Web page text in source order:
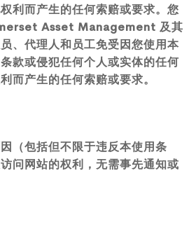
利而产生的任何索赔或要求。您
Asset Management 及其
、代理人和员工免受因您使用本
款或侵犯任何个人或实体的任何
而产生的任何索赔或要求。
（包括但不限于违反本使用条
问网站的权利，无需事先通知或